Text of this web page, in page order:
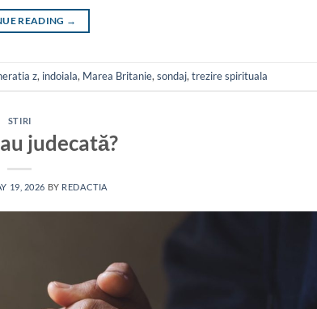
READING →
z, indoiala, Marea Britanie,sondaj,trezire spirituala
STIRI
judecată?
19, 2026 BY REDACTIA